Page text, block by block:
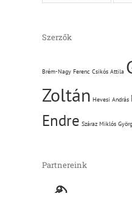
Szerzők
Brém-Nagy Ferenc Csikós Attila
Zoltán Hevesi András
Endre Száraz Miklós
Partnereink